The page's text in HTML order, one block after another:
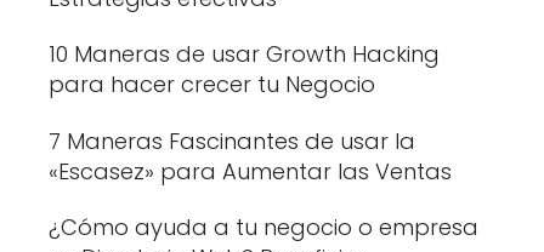
10 Maneras de usar Growth Hacking
para hacer crecer tu Negocio
7 Maneras Fascinantes de usar la
«Escasez» para Aumentar las Ventas
¿Cómo ayuda a tu negocio o empresa